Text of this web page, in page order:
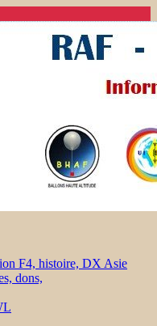
F4, histoire, DX Asie
dons,